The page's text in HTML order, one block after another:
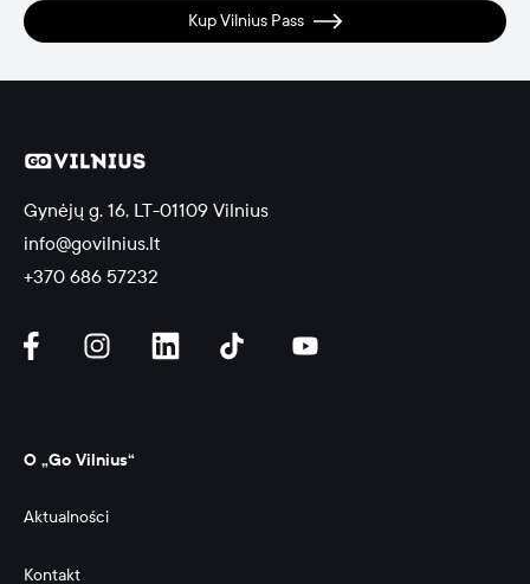
Kup Vilnius Pass
Gynėjų g. 16, LT-01109 Vilnius
info@govilnius.lt
+370 686 57232
O „Go Vilnius“
Aktualności
Kontakt